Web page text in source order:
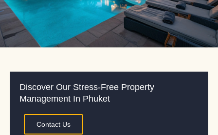
Discover Our Stress-Free Property
Management In Phuket
Contact Us